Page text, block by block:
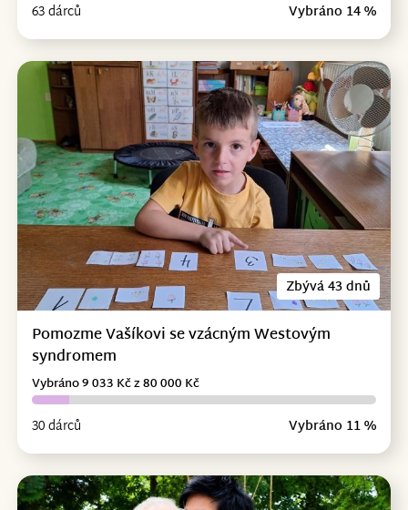
63 dárců Vybráno 14 %
Zbývá 43 dnů
Pomozme Vašíkovi se vzácným Westovým
syndromem
30 dárců Vybráno 11 %
Vybráno 9 033 Kč z 80 000 Kč